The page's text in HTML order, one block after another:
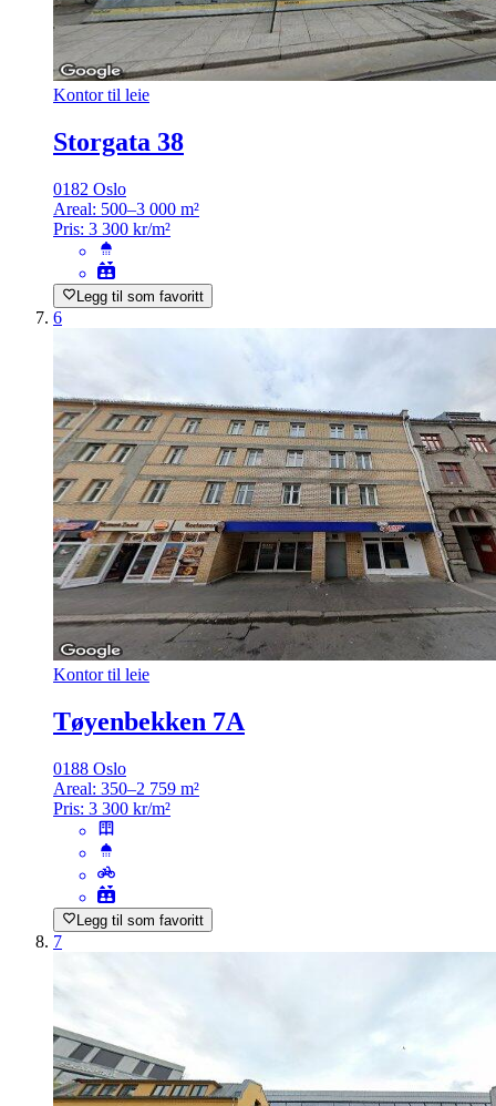
Kontor til leie
Storgata 38
0182 Oslo
Areal: 500–3 000 m²
Pris: 3 300 kr/m²
Legg til som favoritt
6
Kontor til leie
Tøyenbekken 7A
0188 Oslo
Areal: 350–2 759 m²
Pris: 3 300 kr/m²
Legg til som favoritt
7